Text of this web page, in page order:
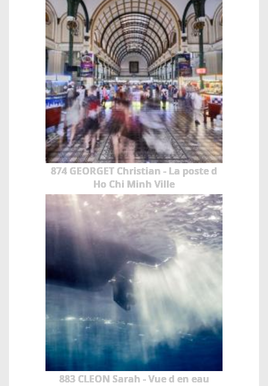
874 GEORGET Christian - La poste d
Ho Chi Minh Ville
883 CLEON Sarah - Vue d en eau